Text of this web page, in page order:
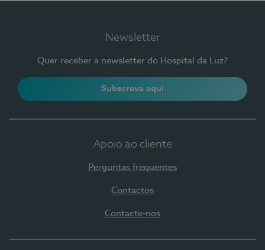
Newsletter
Quer receber a newsletter do Hospital da Luz?
Subscreva aqui
Apoio ao cliente
Perguntas frequentes
Contactos
Contacte-nos